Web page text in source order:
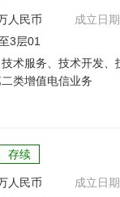
人民币
成立日
3层01
术服务、技术开发
类增值电信业务
存续
人民币
成立日